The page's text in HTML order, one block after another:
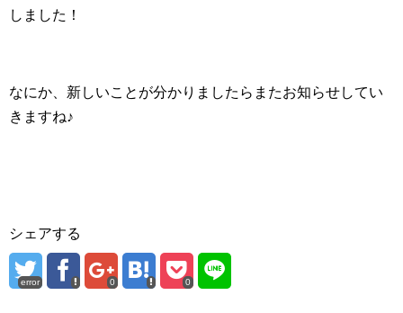
しました！
なにか、新しいことが分かりましたらまたお知らせしてい
きますね♪
シェアする
error 0 0